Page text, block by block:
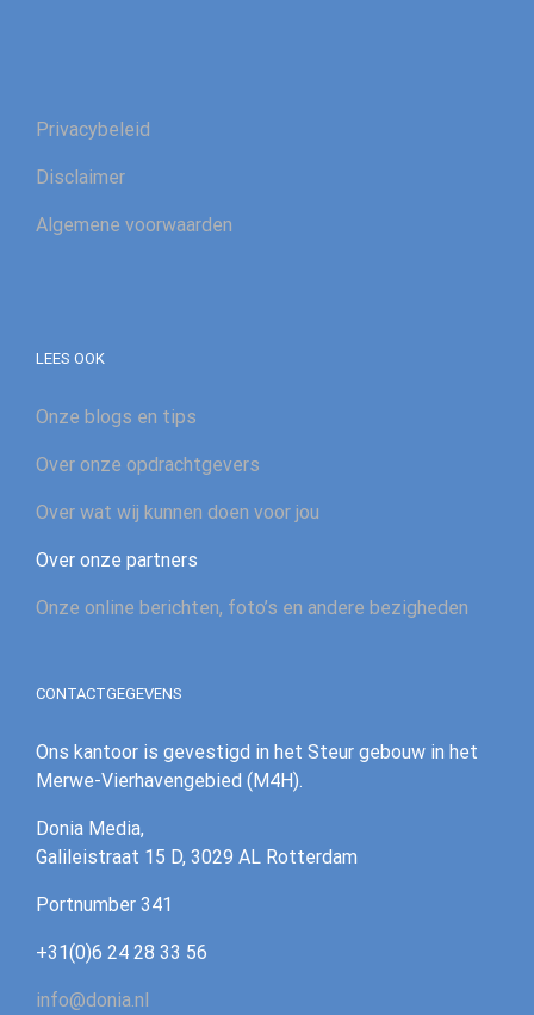
Privacybeleid
Disclaimer
Algemene voorwaarden
LEES OOK
Onze blogs en tips
Over onze opdrachtgevers
Over wat wij kunnen doen voor jou
Over onze partners
Onze online berichten, foto’s en andere bezigheden
CONTACTGEGEVENS
Ons kantoor is gevestigd in het Steur gebouw in het
Merwe-Vierhavengebied (M4H).
Donia Media,
Galileistraat 15 D, 3029 AL Rotterdam
‪Portnumber 341‪
+31(0)6 24 28 33 56
info@donia.nl